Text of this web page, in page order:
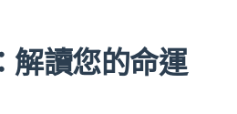
解讀您的命運